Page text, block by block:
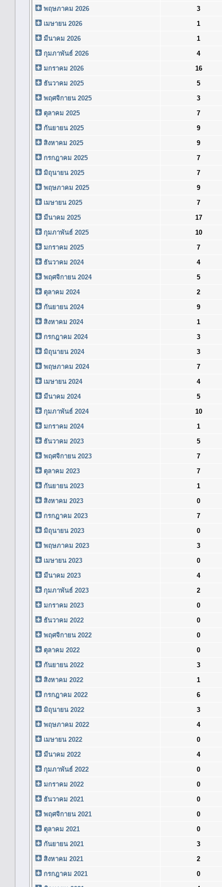
พฤษภาคม 2026
3
เมษายน 2026
1
มีนาคม 2026
1
กุมภาพันธ์ 2026
4
มกราคม 2026
16
ธันวาคม 2025
5
พฤศจิกายน 2025
3
ตุลาคม 2025
7
กันยายน 2025
9
สิงหาคม 2025
9
กรกฎาคม 2025
7
มิถุนายน 2025
7
พฤษภาคม 2025
9
เมษายน 2025
7
มีนาคม 2025
17
กุมภาพันธ์ 2025
10
มกราคม 2025
7
ธันวาคม 2024
4
พฤศจิกายน 2024
5
ตุลาคม 2024
2
กันยายน 2024
9
สิงหาคม 2024
1
กรกฎาคม 2024
3
มิถุนายน 2024
3
พฤษภาคม 2024
7
เมษายน 2024
4
มีนาคม 2024
5
กุมภาพันธ์ 2024
10
มกราคม 2024
1
ธันวาคม 2023
5
พฤศจิกายน 2023
7
ตุลาคม 2023
7
กันยายน 2023
1
สิงหาคม 2023
0
กรกฎาคม 2023
7
มิถุนายน 2023
0
พฤษภาคม 2023
3
เมษายน 2023
0
มีนาคม 2023
4
กุมภาพันธ์ 2023
2
มกราคม 2023
0
ธันวาคม 2022
0
พฤศจิกายน 2022
0
ตุลาคม 2022
0
กันยายน 2022
3
สิงหาคม 2022
1
กรกฎาคม 2022
6
มิถุนายน 2022
3
พฤษภาคม 2022
4
เมษายน 2022
0
มีนาคม 2022
4
กุมภาพันธ์ 2022
0
มกราคม 2022
0
ธันวาคม 2021
0
พฤศจิกายน 2021
0
ตุลาคม 2021
0
กันยายน 2021
3
สิงหาคม 2021
2
กรกฎาคม 2021
0